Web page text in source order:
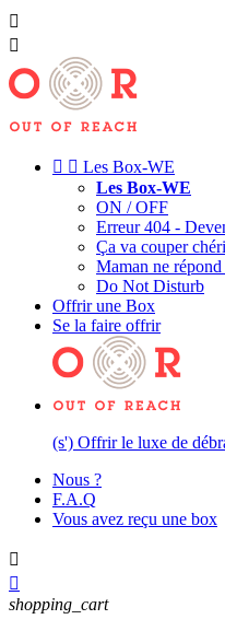


  Les Box-WE
Les Box-WE
ON / OFF
Erreur 404 -
Ça va couper
Maman ne
Do Not Disturb
Offrir une Box
Se la faire offrir
(s') Offrir le luxe de
Nous ?
F.A.Q
Vous avez reçu une box


shopping_cart